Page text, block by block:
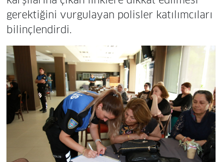
gerektiğini vurgulayan polisler katılımcıları
bilinçlendirdi.